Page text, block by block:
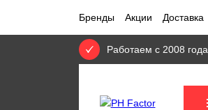
Бренды Акции Доставка
Работаем с 2008 года